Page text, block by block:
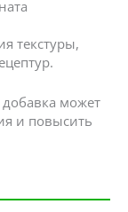
текстуры,
может
и повысить